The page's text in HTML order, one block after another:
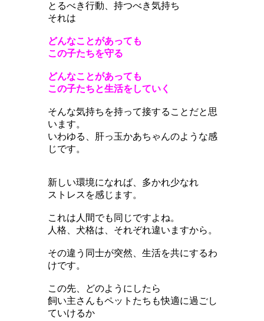
とるべき行動、持つべき気持ち
それは
どんなことがあっても
この子たちを守る
どんなことがあっても
この子たちと生活をしていく
そんな気持ちを持って接することだと思
います。
いわゆる、肝っ玉かあちゃんのような感
じです。
新しい環境になれば、多かれ少なれ
ストレスを感じます。
これは人間でも同じですよね。
人格、犬格は、それぞれ違いますから。
その違う同士が突然、生活を共にするわ
けです。
この先、どのようにしたら
飼い主さんもペットたちも快適に過ごし
ていけるか